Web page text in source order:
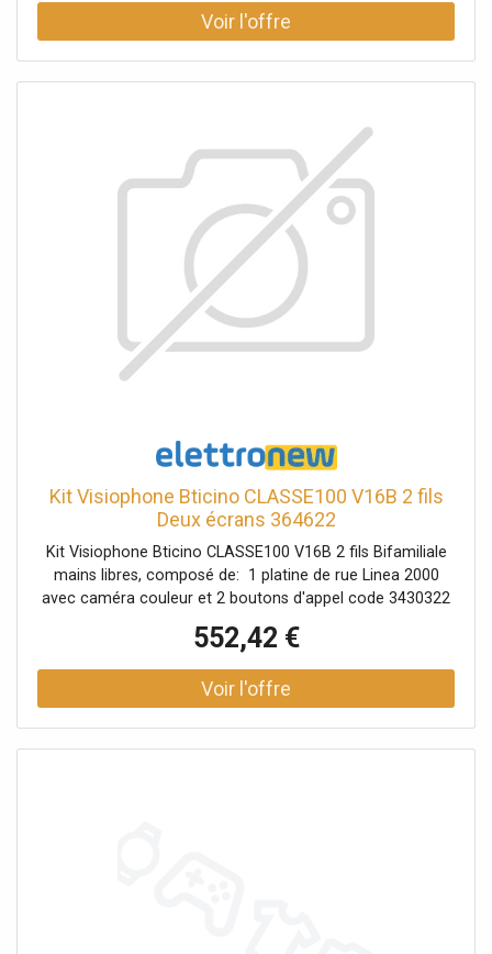
Kit Visiophone Bticino CLASSE100 V16B 2 fils
Deux écrans 364622
Kit Visiophone Bticino CLASSE100 V16B 2 fils Bifamiliale
mains libres, composé de: 1 platine de rue Linea 2000
avec caméra couleur et 2 boutons d'appel code 3430322
d'alimentation 6 modules DIN code 3460501 module relais
pour serrures électriques non contrôlées par BUS code
346250 Installation murale avec support fourni ou
installation sur table avec support (code 344692), à
552,42 €